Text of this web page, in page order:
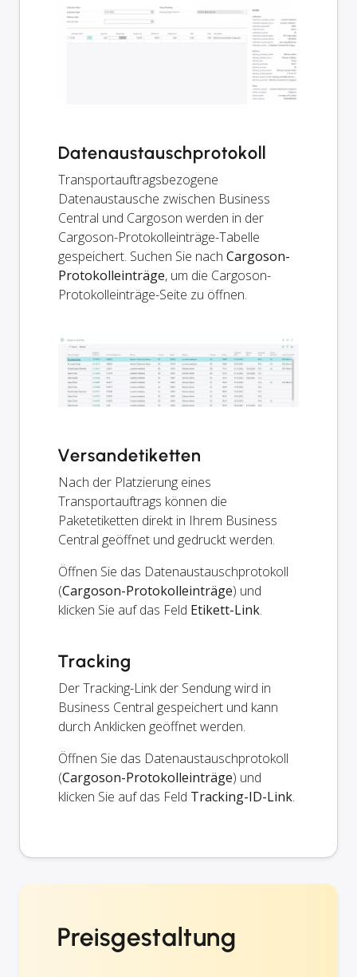
Datenaustauschprotokoll
Transportauftragsbezogene
Datenaustausche zwischen Business
Central und Cargoson werden in der
Cargoson-Protokolleinträge-Tabelle
gespeichert. Suchen Sie nach Cargoson-
Protokolleinträge, um die Cargoson-
Protokolleinträge-Seite zu öffnen.
Versandetiketten
Nach der Platzierung eines
Transportauftrags können die
Paketetiketten direkt in Ihrem Business
Central geöffnet und gedruckt werden.
Öffnen Sie das Datenaustauschprotokoll
(Cargoson-Protokolleinträge) und
klicken Sie auf das Feld Etikett-Link.
Tracking
Der Tracking-Link der Sendung wird in
Business Central gespeichert und kann
durch Anklicken geöffnet werden.
Öffnen Sie das Datenaustauschprotokoll
(Cargoson-Protokolleinträge) und
klicken Sie auf das Feld Tracking-ID-Link.
Preisgestaltung